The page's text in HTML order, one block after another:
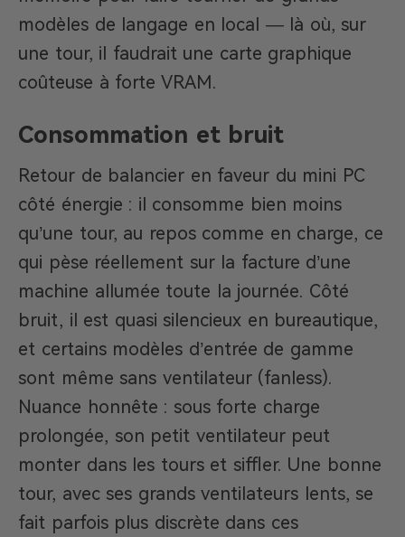
modèles de langage en local — là où, sur
une tour, il faudrait une carte graphique
coûteuse à forte VRAM.
Consommation et bruit
Retour de balancier en faveur du mini PC
côté énergie : il consomme bien moins
qu’une tour, au repos comme en charge, ce
qui pèse réellement sur la facture d’une
machine allumée toute la journée. Côté
bruit, il est quasi silencieux en bureautique,
et certains modèles d’entrée de gamme
sont même sans ventilateur (fanless).
Nuance honnête : sous forte charge
prolongée, son petit ventilateur peut
monter dans les tours et siffler. Une bonne
tour, avec ses grands ventilateurs lents, se
fait parfois plus discrète dans ces